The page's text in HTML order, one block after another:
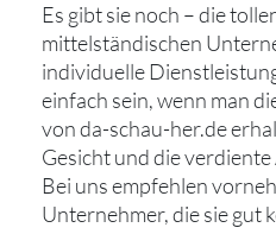
Es gibt sie noch – die
mittelständischen
individuelle
einfach sein, wenn man
von da-schau-her.de
Gesicht und die
Bei uns empfehlen
Unternehmer, die sie gut